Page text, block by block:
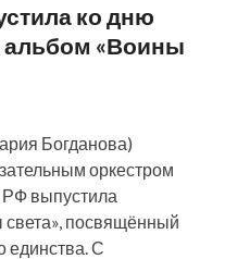
ко дню
альбом «Воины
Богданова)
оркестром
РФ выпустила
посвящённый
единства. С